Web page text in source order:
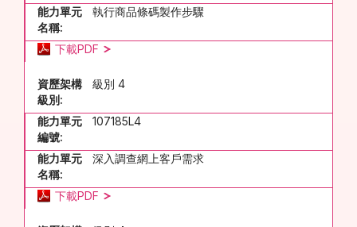
能力單元
名稱:
執行商品條碼製作步驟
下載PDF
資歷架構
級別:
級別 4
能力單元
編號:
107185L4
能力單元
名稱:
深入調查網上客戶需求
下載PDF